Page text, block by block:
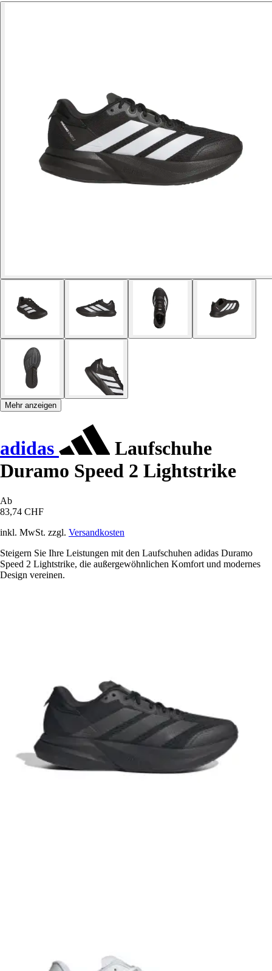
Mehr anzeigen
adidas
Laufschuhe
Duramo Speed 2 Lightstrike
Ab
83,74 CHF
inkl. MwSt. zzgl. Versandkosten
Steigern Sie Ihre Leistungen mit den Laufschuhen adidas Duramo
Speed 2 Lightstrike, die außergewöhnlichen Komfort und modernes
Design vereinen.